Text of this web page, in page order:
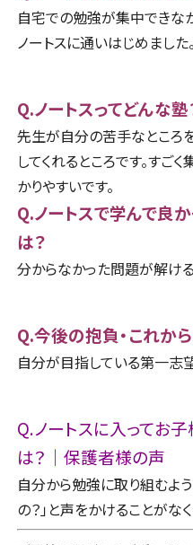
自宅での勉強が集中できな
ノートスに通いはじめました。
Q.ノートスってどんな塾
先生が自分の苦手なところ
してくれるところです。すご
かりやすいです。
Q.ノートスで学んで良
は？
分からなかった問題が解ける
Q.今後の抱負・これか
自分が目指している第一志
Q.ノートスに入ってお
は？｜保護者様の声
自分から勉強に取り組むよう
の？」と声をかけることがな